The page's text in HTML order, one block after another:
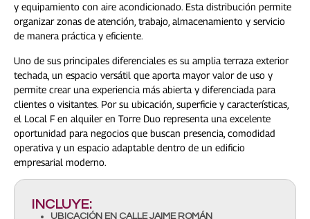
y equipamiento con aire acondicionado. Esta distribución permite
organizar zonas de atención, trabajo, almacenamiento y servicio
de manera práctica y eficiente.
Uno de sus principales diferenciales es su amplia terraza exterior
techada, un espacio versátil que aporta mayor valor de uso y
permite crear una experiencia más abierta y diferenciada para
clientes o visitantes. Por su ubicación, superficie y características,
el Local F en alquiler en Torre Duo representa una excelente
oportunidad para negocios que buscan presencia, comodidad
operativa y un espacio adaptable dentro de un edificio
empresarial moderno.
INCLUYE:
UBICACIÓN EN CALLE JAIME ROMÁN